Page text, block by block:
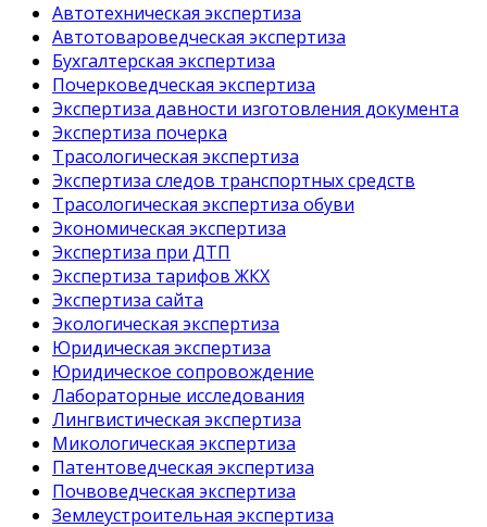
Автотехническая экспертиза
Автотовароведческая экспертиза
Бухгалтерская экспертиза
Почерковедческая экспертиза
Экспертиза давности изготовления документа
Экспертиза почерка
Трасологическая экспертиза
Экспертиза следов транспортных средств
Трасологическая экспертиза обуви
Экономическая экспертиза
Экспертиза при ДТП
Экспертиза тарифов ЖКХ
Экспертиза сайта
Экологическая экспертиза
Юридическая экспертиза
Юридическое сопровождение
Лабораторные исследования
Лингвистическая экспертиза
Микологическая экспертиза
Патентоведческая экспертиза
Почвоведческая экспертиза
Землеустроительная экспертиза